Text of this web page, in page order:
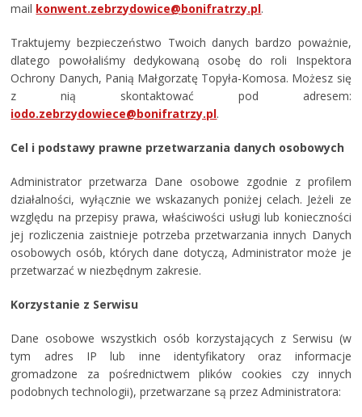
mail konwent.zebrzydowice@bonifratrzy.pl.
Traktujemy bezpieczeństwo Twoich danych bardzo poważnie,
dlatego powołaliśmy dedykowaną osobę do roli Inspektora
Ochrony Danych, Panią Małgorzatę Topyła-Komosa. Możesz się
z nią skontaktować pod adresem:
iodo.zebrzydowiece@bonifratrzy.pl.
Cel i podstawy prawne przetwarzania danych osobowych
Administrator przetwarza Dane osobowe zgodnie z profilem
działalności, wyłącznie we wskazanych poniżej celach. Jeżeli ze
względu na przepisy prawa, właściwości usługi lub konieczności
jej rozliczenia zaistnieje potrzeba przetwarzania innych Danych
osobowych osób, których dane dotyczą, Administrator może je
przetwarzać w niezbędnym zakresie.
Korzystanie z Serwisu
Dane osobowe wszystkich osób korzystających z Serwisu (w
tym adres IP lub inne identyfikatory oraz informacje
gromadzone za pośrednictwem plików cookies czy innych
podobnych technologii), przetwarzane są przez Administratora: